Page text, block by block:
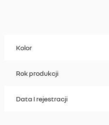
Kolor
Rok produkcji
Data I rejestracji